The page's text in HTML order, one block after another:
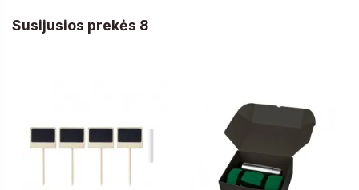
Susijusios prekės 8